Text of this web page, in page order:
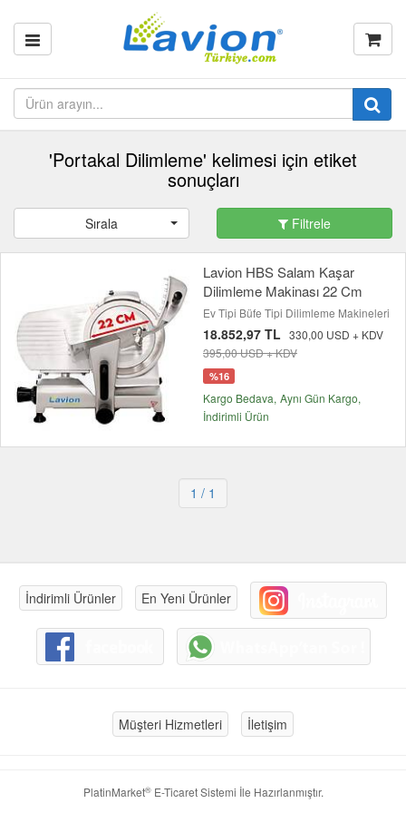
'Portakal Dilimleme' kelimesi için etiket
sonuçları
Sırala Filtrele
Lavion HBS Salam Kaşar
Dilimleme Makinası 22 Cm
Ev Tipi Büfe Tipi Dilimleme Makineleri
18.852,97 TL 330,00 USD + KDV
395,00 USD + KDV
%16
Kargo Bedava Aynı Gün Kargo
İndirimli Ürün
1 / 1
İndirimli Ürünler En Yeni Ürünler
Müşteri Hizmetleri İletişim
PlatinMarket®E-Ticaret Sistemi İle Hazırlanmıştır.